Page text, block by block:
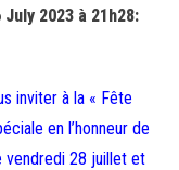
2023 à 21h28:
inviter à la « Fête
en l’honneur de
vendredi 28 juillet et